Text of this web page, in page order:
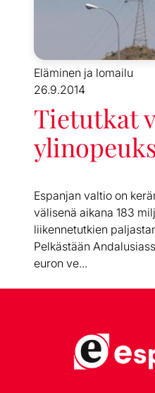
Eläminen ja lomailu
26.9.2014
Tietutkat
Espanjan valtio on
välisenä aikana 183
liikennetutkien
Pelkästään
euron ve...